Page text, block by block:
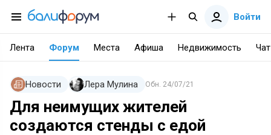
Войти
Лента Форум Места Афиша Недвижимость Чат
Новости Лера Мулина Обн. 24/07/21
Для неимущих жителей
создаются стенды с едой